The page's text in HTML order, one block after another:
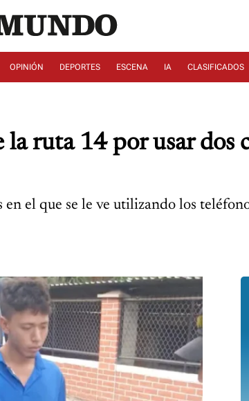
OPINIÓN DEPORTES ESCENA IA CLASIFICADOS
ruta 14 por usar dos
el que se le ve utilizando los